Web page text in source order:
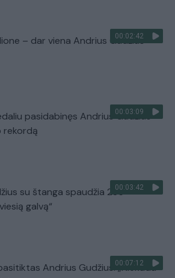
00:02:42
– dar viena Andrius Gudžius
00:03:09
pasidabinęs Andrius Gudžius
rekordą
00:03:42
su štanga spaudžia 235
galvą“
00:07:12
Andrius Gudžius: „Niekada